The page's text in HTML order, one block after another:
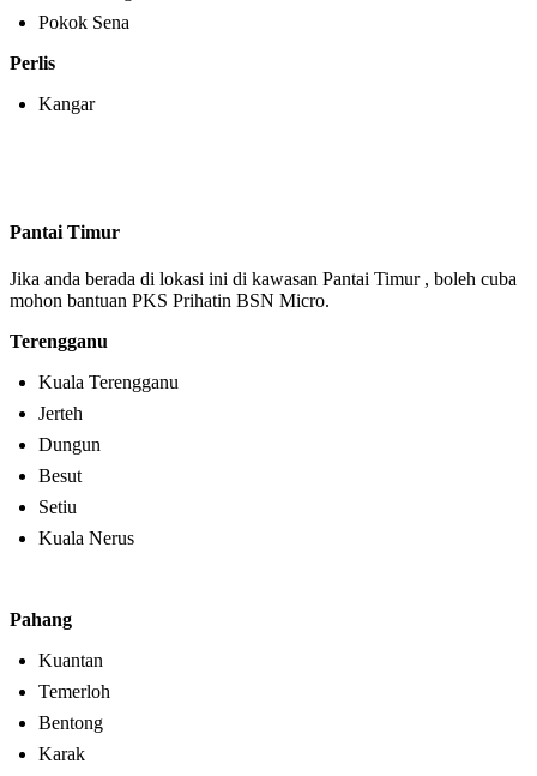
Pokok Sena
Perlis
Kangar
Pantai Timur
Jika anda berada di lokasi ini di kawasan Pantai Timur , boleh cuba
mohon bantuan PKS Prihatin BSN Micro.
Terengganu
Kuala Terengganu
Jerteh
Dungun
Besut
Setiu
Kuala Nerus
Pahang
Kuantan
Temerloh
Bentong
Karak